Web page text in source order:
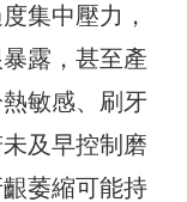
集中壓力，
露， 甚至產
敏感、刷牙
及早控制磨
齦萎縮可能持